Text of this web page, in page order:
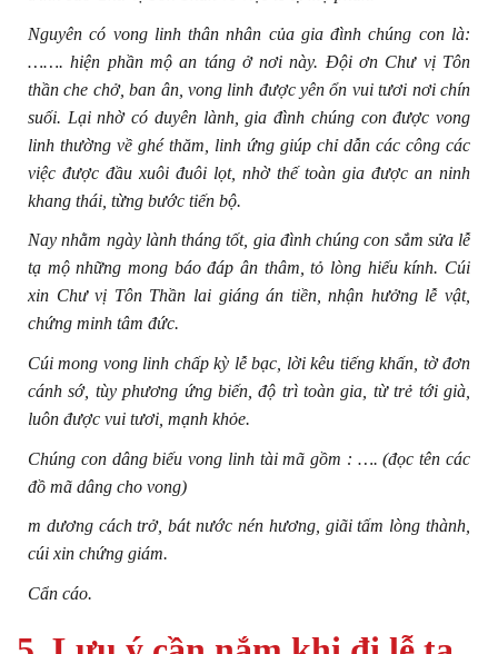
Nguyên có vong linh thân nhân của gia đình chúng con là:
……. hiện phần mộ an táng ở nơi này. Đội ơn Chư vị Tôn
thần che chở, ban ân, vong linh được yên ổn vui tươi nơi chín
suối. Lại nhờ có duyên lành, gia đình chúng con được vong
linh thường về ghé thăm, linh ứng giúp chỉ dẫn các công các
việc được đầu xuôi đuôi lọt, nhờ thế toàn gia được an ninh
khang thái, từng bước tiến bộ.
Nay nhằm ngày lành tháng tốt, gia đình chúng con sắm sửa lễ
tạ mộ những mong báo đáp ân thâm, tỏ lòng hiếu kính. Cúi
xin Chư vị Tôn Thần lai giáng án tiền, nhận hưởng lễ vật,
chứng minh tâm đức.
Cúi mong vong linh chấp kỳ lễ bạc, lời kêu tiếng khấn, tờ đơn
cánh sớ, tùy phương ứng biến, độ trì toàn gia, từ trẻ tới già,
luôn được vui tươi, mạnh khỏe.
Chúng con dâng biếu vong linh tài mã gồm : …. (đọc tên các
đồ mã dâng cho vong)
m dương cách trở, bát nước nén hương, giãi tấm lòng thành,
cúi xin chứng giám.
Cẩn cáo.